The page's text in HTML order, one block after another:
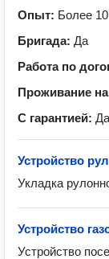
Опыт: Более
Бригада: Да
Работа по
Проживание
С гарантией: Да
Устройство
Укладка
Устройство
Устройство